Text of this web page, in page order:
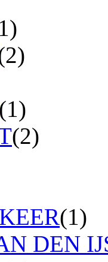
(1)
(2)
(1)
DEN